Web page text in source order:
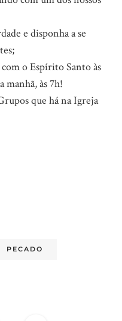
e disponha a se
o Espírito Santo às
às 7h!
que há na Igreja
PECADO